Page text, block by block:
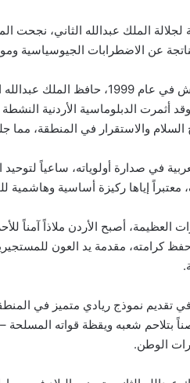
لجلالة الملك عبدالله الثاني،
عن الاضطرابات الجيوسياسية
ومنذ اعتلاء جلالته العرش في
أثمرت الدبلوماسية الأردنية
والاستقرار في المنطقة، مما
في صدارة أولوياته، ساعياً
معتبراً إياها ركيزة أساسية
العظيمة، أصبح الأردن ملاذاً
كرامته، مقدمة يد العون للمستجيرين
تقديم نموذج ريادي متميز في
بتلاحم شعبه ويقظة قواته المسلحة –
الوطن.